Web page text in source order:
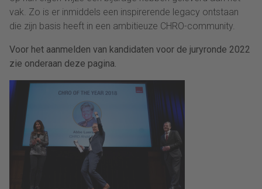
vak. Zo is er inmiddels een inspirerende legacy ontstaan
die zijn basis heeft in een ambitieuze CHRO-community.
Voor het aanmelden van kandidaten voor de juryronde 2022
zie onderaan deze pagina.